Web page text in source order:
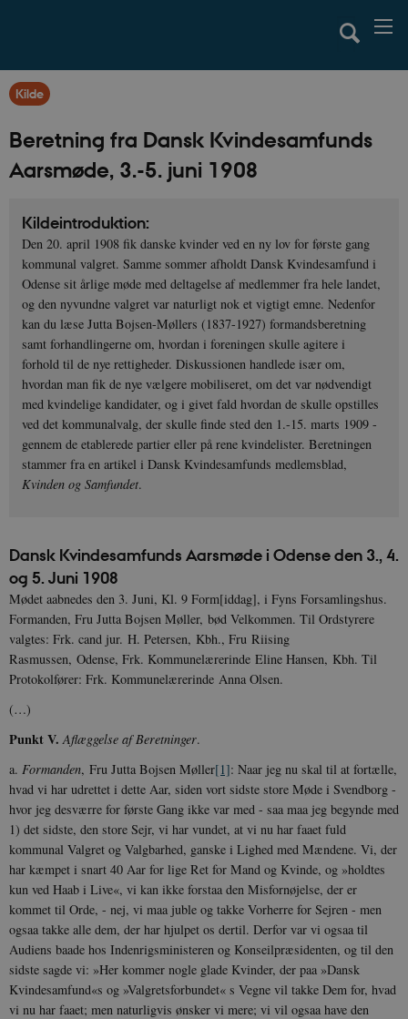
Kilde
Beretning fra Dansk Kvindesamfunds
Aarsmøde, 3.-5. juni 1908
Kildeintroduktion:
Den 20. april 1908 fik danske kvinder ved en ny lov for første gang
kommunal valgret. Samme sommer afholdt Dansk Kvindesamfund i
Odense sit årlige møde med deltagelse af medlemmer fra hele landet,
og den nyvundne valgret var naturligt nok et vigtigt emne. Nedenfor
kan du læse Jutta Bojsen-Møllers (1837-1927) formandsberetning
samt forhandlingerne om, hvordan i foreningen skulle agitere i
forhold til de nye rettigheder. Diskussionen handlede især om,
hvordan man fik de nye vælgere mobiliseret, om det var nødvendigt
med kvindelige kandidater, og i givet fald hvordan de skulle opstilles
ved det kommunalvalg, der skulle finde sted den 1.-15. marts 1909 -
gennem de etablerede partier eller på rene kvindelister. Beretningen
stammer fra en artikel i Dansk Kvindesamfunds medlemsblad,
Kvinden og Samfundet.
Dansk Kvindesamfunds Aarsmøde i Odense den 3., 4.
og 5. Juni 1908
Mødet aabnedes den 3. Juni, Kl. 9 Form[iddag], i Fyns Forsamlingshus.
Formanden, Fru Jutta Bojsen Møller, bød Velkommen. Til Ord­styrere
valgtes: Frk. cand jur. H. Petersen, Kbh., Fru Riising
Rasmussen, Odense, Frk. Kommunelærerinde Eline Hansen, Kbh. Til
Protokolfører: Frk. Kommunelærerinde Anna Olsen.
(…)
Punkt V.Aflæggelse af Beretninger.
a. Formanden, Fru Jutta Bojsen Møl­ler[1]: Naar jeg nu skal til at fortælle,
hvad vi har udrettet i dette Aar, siden vort sidste store Møde i Svendborg -
hvor jeg desværre for første Gang ikke var med - saa maa jeg begynde med
1) det sidste, den store Sejr, vi har vundet, at vi nu har faaet fuld
kommunal Valgret og Valgbarhed, gan­ske i Lighed med Mændene. Vi, der
har kæm­pet i snart 40 Aar for lige Ret for Mand og Kvinde, og »holdtes
kun ved Haab i Live«, vi kan ikke forstaa den Misfornøjelse, der er
kommet til Orde, - nej, vi maa juble og takke Vorherre for Sejren - men
ogsaa takke alle dem, der har hjulpet os dertil. Derfor var vi ogsaa til
Audiens baade hos Indenrigsministe­ren og Konseilpræsidenten, og til den
sidste sagde vi: »Her kommer nogle glade Kvinder, der paa »Dansk
Kvindesamfund«s og »Valg­retsforbundet« s Vegne vil takke Dem for, hvad
vi nu har faaet; men naturligvis ønsker vi mere; vi vil ogsaa have den